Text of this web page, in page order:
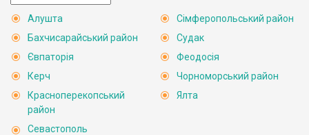
Алушта
Бахчисарайський район
Євпаторія
Керч
Красноперекопський
район
Севастополь
Сімферопольський район
Судак
Феодосія
Чорноморський район
Ялта